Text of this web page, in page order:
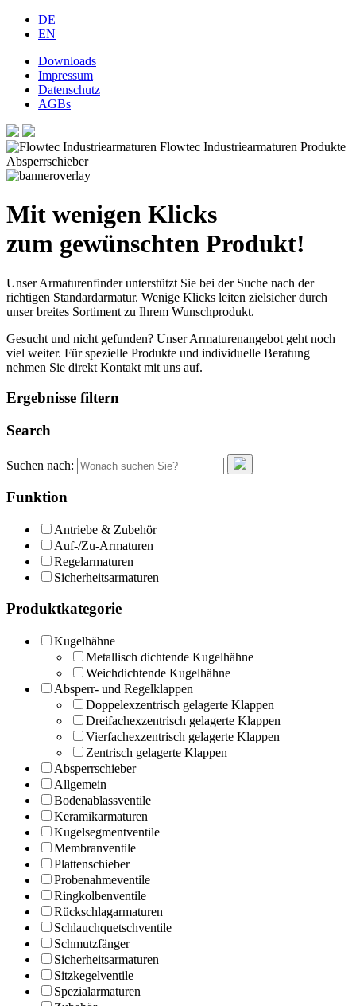
DE
EN
Downloads
Impressum
Datenschutz
AGBs
Mit wenigen Klicks
zum gewünschten Produkt!
Unser Armaturenfinder unterstützt Sie bei der Suche nach der
richtigen Standardarmatur. Wenige Klicks leiten zielsicher durch
unser breites Sortiment zu Ihrem Wunschprodukt.
Gesucht und nicht gefunden? Unser Armaturenangebot geht noch
viel weiter. Für spezielle Produkte und individuelle Beratung
nehmen Sie direkt Kontakt mit uns auf.
Ergebnisse filtern
Search
Suchen nach:
Funktion
Antriebe & Zubehör
Auf-/Zu-Armaturen
Regelarmaturen
Sicherheitsarmaturen
Produktkategorie
Kugelhähne
Metallisch dichtende Kugelhähne
Weichdichtende Kugelhähne
Absperr- und Regelklappen
Doppelexzentrisch gelagerte Klappen
Dreifachexzentrisch gelagerte Klappen
Vierfachexzentrisch gelagerte Klappen
Zentrisch gelagerte Klappen
Absperrschieber
Allgemein
Bodenablassventile
Keramikarmaturen
Kugelsegmentventile
Membranventile
Plattenschieber
Probenahmeventile
Ringkolbenventile
Rückschlagarmaturen
Schlauchquetschventile
Schmutzfänger
Sicherheitsarmaturen
Sitzkegelventile
Spezialarmaturen